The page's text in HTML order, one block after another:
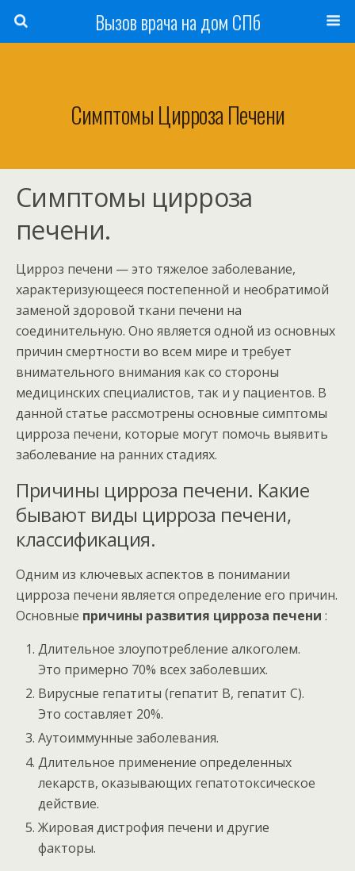
Вызов врача на дом СПб
Симптомы Цирроза Печени
Симптомы цирроза
печени.
Цирроз печени — это тяжелое заболевание,
характеризующееся постепенной и необратимой
заменой здоровой ткани печени на
соединительную. Оно является одной из основных
причин смертности во всем мире и требует
внимательного внимания как со стороны
медицинских специалистов, так и у пациентов. В
данной статье рассмотрены основные симптомы
цирроза печени, которые могут помочь выявить
заболевание на ранних стадиях.
Причины цирроза печени. Какие
бывают виды цирроза печени,
классификация.
Одним из ключевых аспектов в понимании
цирроза печени является определение его причин.
Основные причины развития цирроза печени :
Длительное злоупотребление алкоголем.
Это примерно 70% всех заболевших.
Вирусные гепатиты (гепатит В, гепатит C).
Это составляет 20%.
Аутоиммунные заболевания.
Длительное применение определенных
лекарств, оказывающих гепатотоксическое
действие.
Жировая дистрофия печени и другие
факторы.